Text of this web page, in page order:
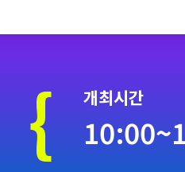
{ 개최시간